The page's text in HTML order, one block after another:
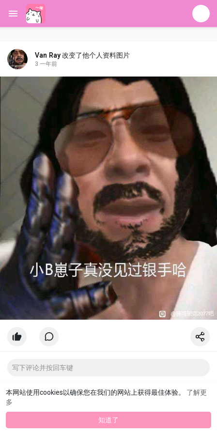
本网站使用cookies以确保您在我们的网站上获得最佳体验。 了解更
多
知道了
Van Ray改变了他个人资料图片
3 一年前